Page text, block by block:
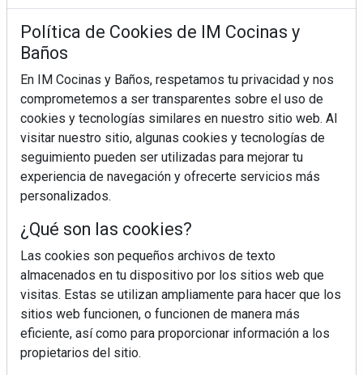
La industrialización, descarbonización y el Plan
BIM España, a debate en REBUILD
Política de Cookies de IM Cocinas y
Baños
En IM Cocinas y Baños, respetamos tu privacidad y nos
comprometemos a ser transparentes sobre el uso de
cookies y tecnologías similares en nuestro sitio web. Al
visitar nuestro sitio, algunas cookies y tecnologías de
seguimiento pueden ser utilizadas para mejorar tu
experiencia de navegación y ofrecerte servicios más
personalizados.
¿Qué son las cookies?
Las cookies son pequeños archivos de texto
almacenados en tu dispositivo por los sitios web que
visitas. Estas se utilizan ampliamente para hacer que los
sitios web funcionen, o funcionen de manera más
eficiente, así como para proporcionar información a los
propietarios del sitio.